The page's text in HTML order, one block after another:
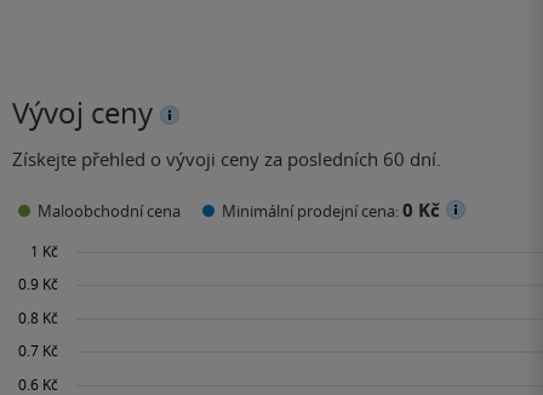
Vývoj ceny
Získejte přehled o vývoji ceny za posledních 60 dní.
Maloobchodní cena Minimální prodejní cena:0 Kč